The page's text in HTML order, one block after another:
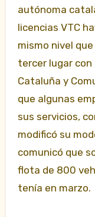
autónoma
licencias VTC
mismo nivel
tercer lugar con
Cataluña y
que algunas
sus servicios,
modificó su
comunicó que
flota de 800
tenía en marzo.